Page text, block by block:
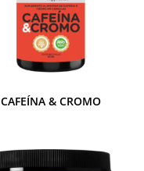
CAFEÍNA & CROMO